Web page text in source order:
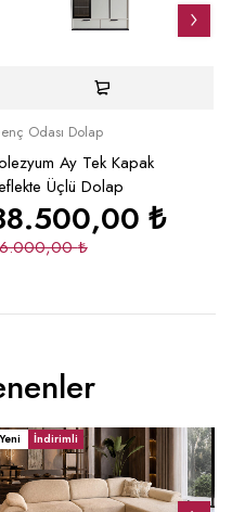
Odası Dolap
Ay Tek Kapak
Üçlü Dolap
₺
₺
Yeni İndirimli